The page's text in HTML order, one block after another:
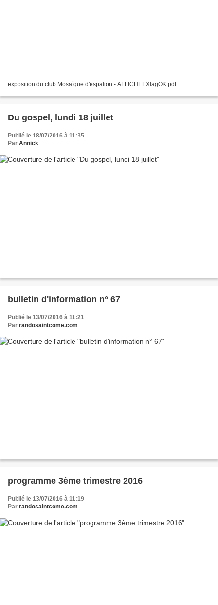
exposition du club Mosaïque d'espalion - AFFICHEEXlagOK.pdf
Du gospel, lundi 18 juillet
Publié le 18/07/2016 à 11:35
Par Annick
bulletin d'information n° 67
Publié le 13/07/2016 à 11:21
Par randosaintcome.com
programme 3ème trimestre 2016
Publié le 13/07/2016 à 11:19
Par randosaintcome.com